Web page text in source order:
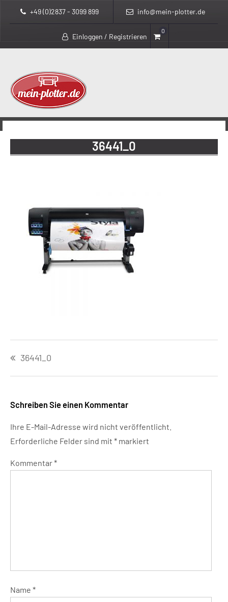
+49 (0)2837 - 3099 899 info@mein-plotter.de
Einloggen / Registrieren
0
>
36441_0
36441_0
Schreiben Sie einen Kommentar
Ihre E-Mail-Adresse wird nicht veröffentlicht.
Erforderliche Felder sind mit * markiert
Kommentar*
Name *